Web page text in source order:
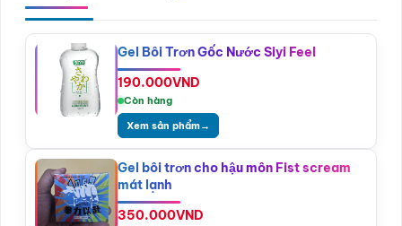
Gel Bôi Trơn Gốc Nước Siyi Feel
190.000VND
Còn hàng
Xem sản phẩm→
Gel bôi trơn cho hậu môn Fist scream
mát lạnh
350.000VND